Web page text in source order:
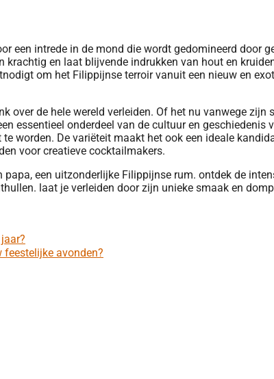
een intrede in de mond die wordt gedomineerd door
krachtig en laat blijvende indrukken van hout en
om het Filippijnse terroir vanuit een nieuw en
over de hele wereld verleiden. Of het nu vanwege
essentieel onderdeel van de cultuur en geschiedenis
worden. De variëteit maakt het ook een ideale
voor creatieve cocktailmakers.
avonden?